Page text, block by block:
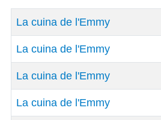
Títol Data de Publicació
La cuina de l'Emmy
La cuina de l'Emmy
La cuina de l'Emmy
La cuina de l'Emmy